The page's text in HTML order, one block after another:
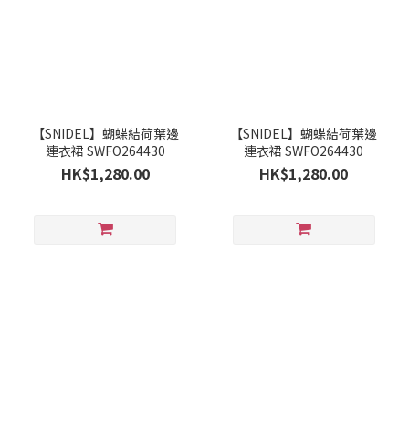
【SNIDEL】蝴蝶結荷葉邊
連衣裙 SWFO264430
HK$1,280.00
【SNIDEL】蝴蝶結荷葉邊
連衣裙 SWFO264430
HK$1,280.00